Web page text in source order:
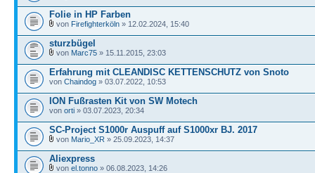
Folie in HP Farben
von Firefighterköln » 12.02.2024, 15:40
sturzbügel
von Marc75 » 15.11.2015, 23:03
Erfahrung mit CLEANDISC KETTENSCHUTZ von Snoto
von Chaindog » 03.07.2022, 10:53
ION Fußrasten Kit von SW Motech
von orti » 03.07.2023, 20:34
SC-Project S1000r Auspuff auf S1000xr BJ. 2017
von Mario_XR » 25.09.2023, 14:37
Aliexpress
von el.tonno » 06.08.2023, 14:26